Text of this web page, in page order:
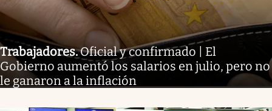
Trabajadores.Oficial y confirmado | El
Gobierno aumentó los salarios en julio, pero no
le ganaron a la inflación